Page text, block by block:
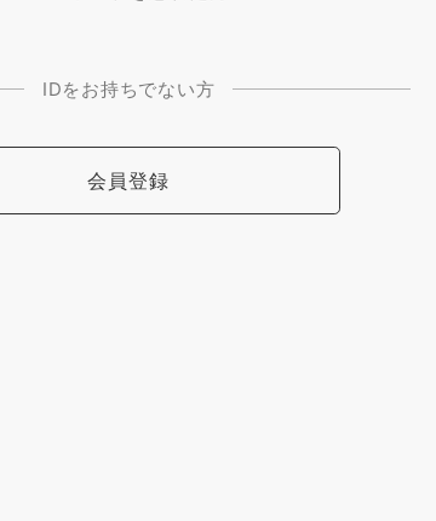
IDをお持ちでない方
会員登録